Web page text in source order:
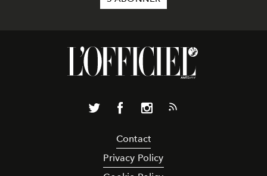
Contact
Privacy Policy